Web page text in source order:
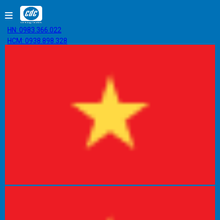
HN: 0983.366.022
HCM: 0938.898.328